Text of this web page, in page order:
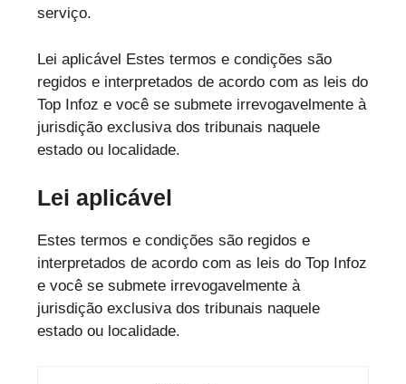
serviço.
Lei aplicável Estes termos e condições são
regidos e interpretados de acordo com as leis do
Top Infoz e você se submete irrevogavelmente à
jurisdição exclusiva dos tribunais naquele
estado ou localidade.
Lei aplicável
Estes termos e condições são regidos e
interpretados de acordo com as leis do Top Infoz
e você se submete irrevogavelmente à
jurisdição exclusiva dos tribunais naquele
estado ou localidade.